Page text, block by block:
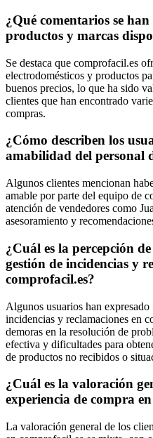
¿Qué comentarios se
productos y marcas
Se destaca que comprofacil.es
electrodomésticos y productos
buenos precios, lo que ha sido
clientes que han encontrado
compras.
¿Cómo describen los
amabilidad del personal
Algunos clientes mencionan
amable por parte del equipo de
atención de vendedores como
asesoramiento y
¿Cuál es la percepción
gestión de incidencias y
comprofacil.es?
Algunos usuarios han
incidencias y reclamaciones en
demoras en la resolución de
efectiva y dificultades para
de productos no recibidos o
¿Cuál es la valoración
experiencia de compra
La valoración general de los